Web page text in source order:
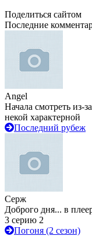
Поделиться сайтом
Последние
Angel
Начала смотреть из-
некой характерной
Последний рубеж
Серж
Доброго дня... в
3 серию 2
Погоня (2 сезон)